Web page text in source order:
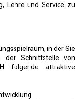
Lehre und Service zu
in der Sie
der Schnittstelle von
folgende attraktive